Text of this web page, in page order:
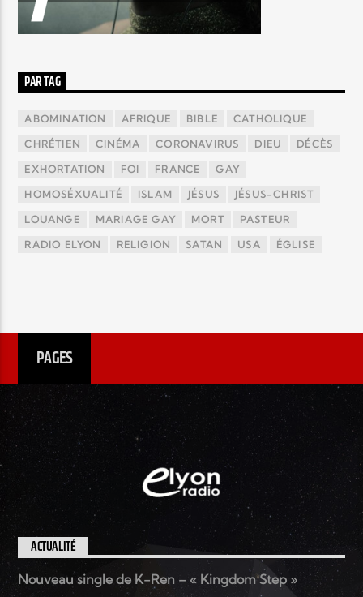
PAR TAG
ABOMINATION AFRIQUE BIBLE CATHOLIQUE
CHRÉTIEN CINÉMA CORONAVIRUS DIEU DÉCÈS
EXHORTATION FOI FRANCE GAY
HOMOSÉXUALITÉ ISLAM JÉSUS JÉSUS-CHRIST
LOUANGE MARIAGE GAY MORT PASTEUR
RADIO ELYON RELIGION SATAN USA ÉGLISE
PAGES
ACTUALITÉ
Nouveau single de K-Ren – « Kingdom Step »